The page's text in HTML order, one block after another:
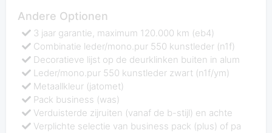
Andere Optionen
3 jaar garantie, maximum 120.000 km (eb4)
Combinatie leder/mono.pur 550 kunstleder (n1f)
Decoratieve lijst op de deurklinken buiten in alum
Leder/mono.pur 550 kunstleder zwart (n1f/ym)
Metaallkleur (jatomet)
Pack business (was)
Verduisterde zijruiten (vanaf de b-stijl) en achte
Verplichte selectie van business pack (plus) of pa